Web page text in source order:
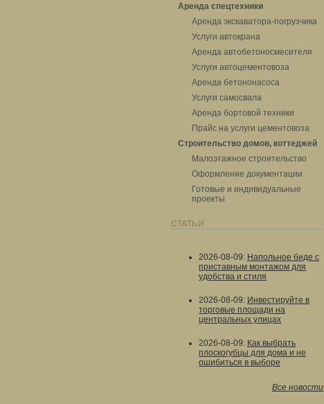
Аренда спецтехники
Аренда экскаватора-погрузчика
Услуги автокрана
Аренда автобетоносмесителя
Услуги автоцементовоза
Аренда бетононасоса
Услуги самосвала
Аренда бортовой техники
Прайс на услуги цементовоза
Строительство домов, коттеджей
Малоэтажное строительство
Оформление документации
Готовые и индивидуальные
проекты
СТАТЬИ
2026-08-09: Напольное биде с
приставным монтажом для
удобства и стиля
2026-08-09: Инвестируйте в
торговые площади на
центральных улицах
2026-08-09: Как выбрать
плоскогубцы для дома и не
ошибиться в выборе
Все новости